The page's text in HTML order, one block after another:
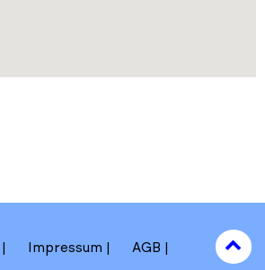
Impressum AGB
to
top